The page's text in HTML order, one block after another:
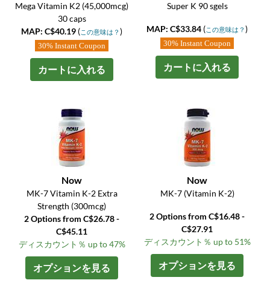
Mega Vitamin K2 (45,000mcg)
30 caps
MAP: C$40.19 (この意味は？)
30% Instant Coupon
カートに入れる
Super K 90 sgels
MAP: C$33.84 (この意味は？)
30% Instant Coupon
カートに入れる
Now
MK-7 Vitamin K-2 Extra
Strength (300mcg)
2 Options from C$26.78 -
C$45.11
ディスカウント％ up to 47%
オプションを見る
Now
MK-7 (Vitamin K-2)
2 Options from C$16.48 -
C$27.91
ディスカウント％ up to 51%
オプションを見る